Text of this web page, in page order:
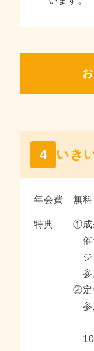
4 いき
年会費 無料
特典 ①
②